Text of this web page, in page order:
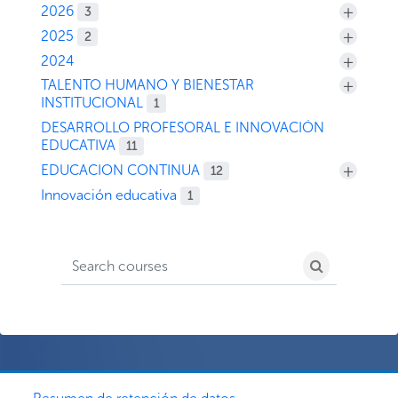
2026 3 +
2025 2 +
2024 +
TALENTO HUMANO Y BIENESTAR
INSTITUCIONAL
1
+
DESARROLLO PROFESORAL E INNOVACIÓN
EDUCATIVA
11
EDUCACION CONTINUA 12 +
Innovación educativa 1
Search courses
Search